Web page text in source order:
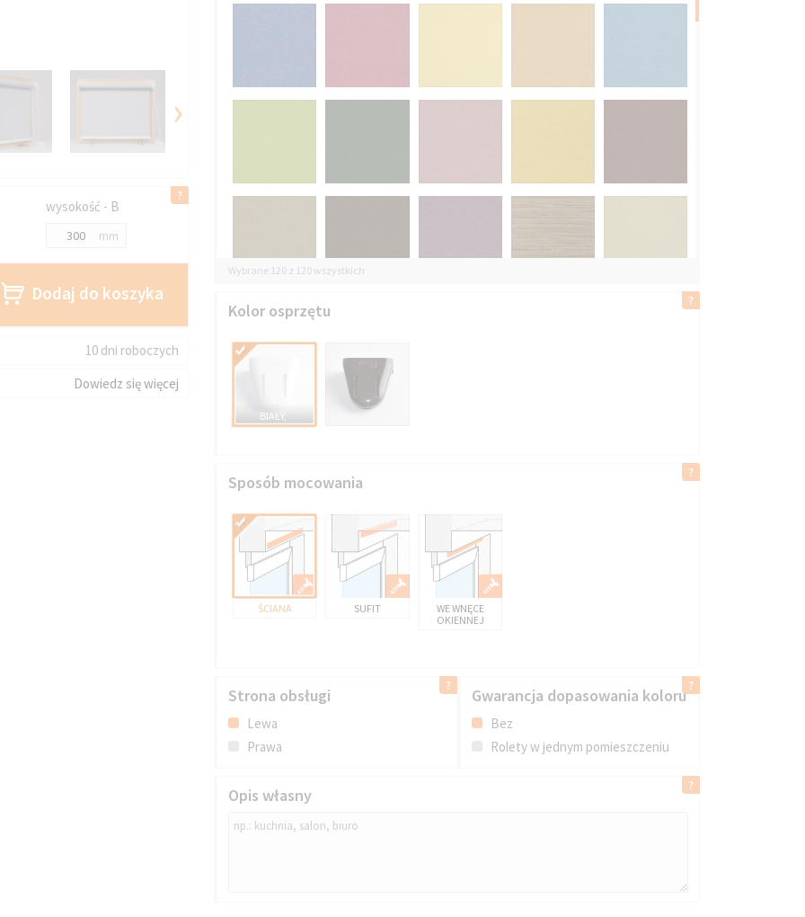
›
wysokość - B
mm
Dodaj do koszyka
10 dni roboczych
Dowiedz się więcej
Wybrane 120 z 120 wszystkich
Kolor osprzętu
BIAŁY,
Sposób mocowania
ŚCIANA SUFIT
WE WNĘCE
OKIENNEJ
Strona obsługi
Lewa
Prawa
Gwarancja dopasowania koloru
Bez
Rolety w jednym pomieszczeniu
Opis własny